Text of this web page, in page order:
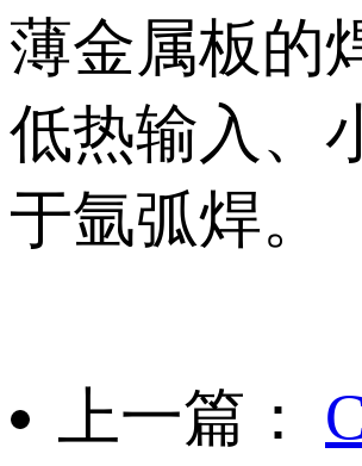
薄金属板的
低热输入、
于氩弧焊。
上一篇：